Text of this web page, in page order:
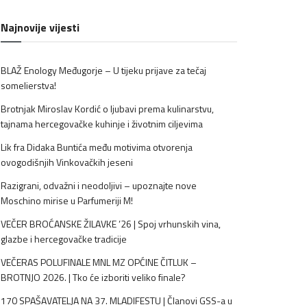
Najnovije vijesti
BLAŽ Enology Međugorje – U tijeku prijave za tečaj
somelierstva!
Brotnjak Miroslav Kordić o ljubavi prema kulinarstvu,
tajnama hercegovačke kuhinje i životnim ciljevima
Lik fra Didaka Buntića među motivima otvorenja
ovogodišnjih Vinkovačkih jeseni
Razigrani, odvažni i neodoljivi – upoznajte nove
Moschino mirise u Parfumeriji M!
VEČER BROĆANSKE ŽILAVKE ’26 | Spoj vrhunskih vina,
glazbe i hercegovačke tradicije
VEČERAS POLUFINALE MNL MZ OPĆINE ČITLUK –
BROTNJO 2026. | Tko će izboriti veliko finale?
170 SPAŠAVATELJA NA 37. MLADIFESTU | Članovi GSS-a u